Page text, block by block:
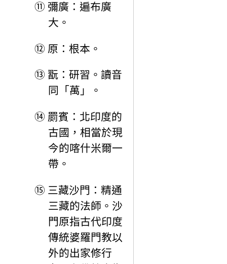
⑪ 彌廣：遍布廣
大。
⑫ 原：根本。
⑬ 翫：研習。讀音
同「萬」。
⑭ 罽賓：北印度的
古國，相當於現
今的喀什米爾一
帶。
⑮ 三藏沙門：精通
三藏的法師。沙
門原指古代印度
傳統婆羅門教以
外的出家修行